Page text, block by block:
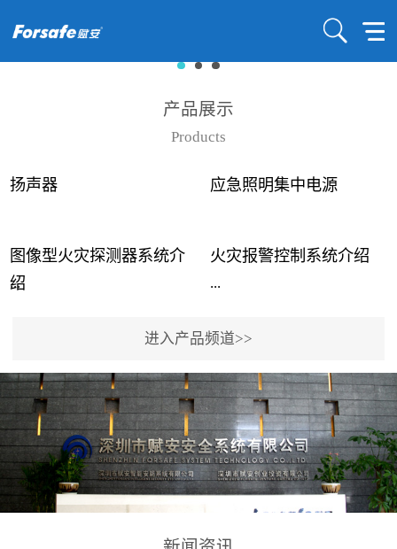
产品展示
Products
扬声器 应急照明集中电源
图像型火灾探测器系统介
绍
...
事故频发，传统的火灾探
测方法已无法满足要求。
尤其是目前众多的大型影
剧院、会议展览中心、体
育馆、大型仓库和隧道空
间等，其建筑结构特殊、
火灾报警控制系统介绍
...
用了具有仲裁机制和冗余
校验的总线传输技术、线
路状态检测与保护技术、
后向光电感烟探测技术、
高可靠的系统抗干扰技术
等多项专利技术和专有技
进入产品频道>>